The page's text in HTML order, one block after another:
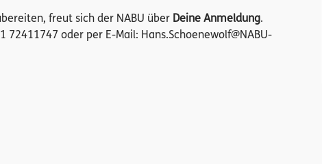
freut sich der NABU über Deine Anmeldung.
72411747 oder per E-Mail: Hans.Schoenewolf@NABU-